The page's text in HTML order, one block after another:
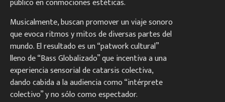
Musicalmente, buscan promover un viaje sonoro
que evoca ritmos y mitos de diversas partes del
mundo. El resultado es un “patwork cultural”
lleno de “Bass Globalizado” que incentiva a una
experiencia sensorial de catarsis colectiva,
dando cabida a la audiencia como “intérprete
colectivo” y no sólo como espectador.